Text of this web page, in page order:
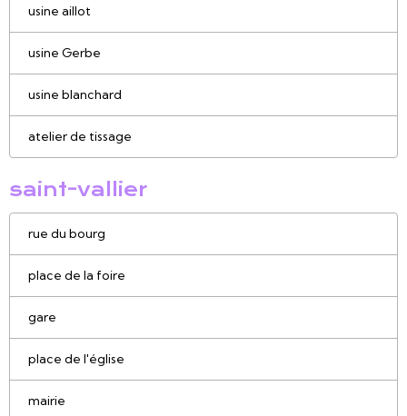
usine aillot
usine Gerbe
usine blanchard
atelier de tissage
saint-vallier
rue du bourg
place de la foire
gare
place de l'église
mairie